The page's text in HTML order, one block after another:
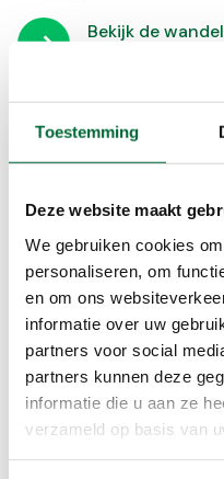
Toestemming
Deze website maakt
We gebruiken cookies
personaliseren, om
en om ons
informatie over uw
partners voor social
partners kunnen deze
informatie die u aan ze
verzameld op basis van
Bekijk de
Nog geen lid
Klik op onderstaande
profiteren.
lid worden